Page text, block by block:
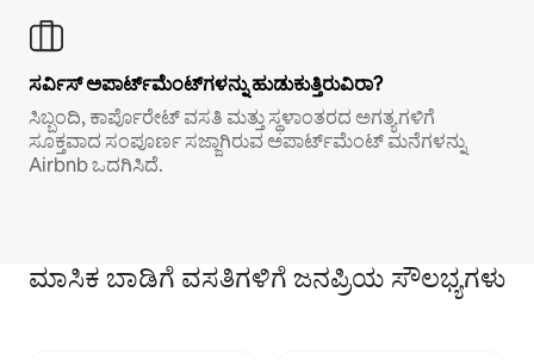
ಸರ್ವಿಸ್ ಅಪಾರ್ಟ್‌ಮೆಂಟ್‌ಗಳನ್ನು ಹುಡುಕುತ್ತಿರುವಿರಾ?
ಸಿಬ್ಬಂದಿ, ಕಾರ್ಪೊರೇಟ್ ವಸತಿ ಮತ್ತು ಸ್ಥಳಾಂತರದ ಅಗತ್ಯಗಳಿಗೆ
ಸೂಕ್ತವಾದ ಸಂಪೂರ್ಣ ಸಜ್ಜಾಗಿರುವ ಅಪಾರ್ಟ್‌ಮೆಂಟ್ ಮನೆಗಳನ್ನು
Airbnb ಒದಗಿಸಿದೆ.
ಮಾಸಿಕ ಬಾಡಿಗೆ ವಸತಿಗಳಿಗೆ ಜನಪ್ರಿಯ ಸೌಲಭ್ಯಗಳು